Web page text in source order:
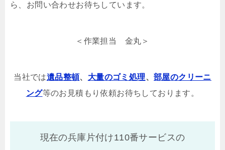
ら、お問い合わせお待ちしています。
＜作業担当 金丸＞
当社では遺品整頓、 大量のゴミ処理、部屋のクリーニ
ング等のお見積もり依頼お待ちしております。
現在の兵庫片付け110番サービスの